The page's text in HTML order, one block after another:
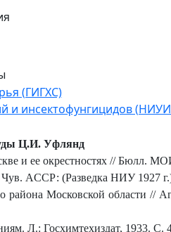
(ГИГХС)
и инсектофунгицидов
Ц.И. Уфлянд
и ее окрестностях // Бюлл.
AССР: (Разведка НИУ 1927
района Московской области //
Л.: Госхимтехиздат, 1933. С.